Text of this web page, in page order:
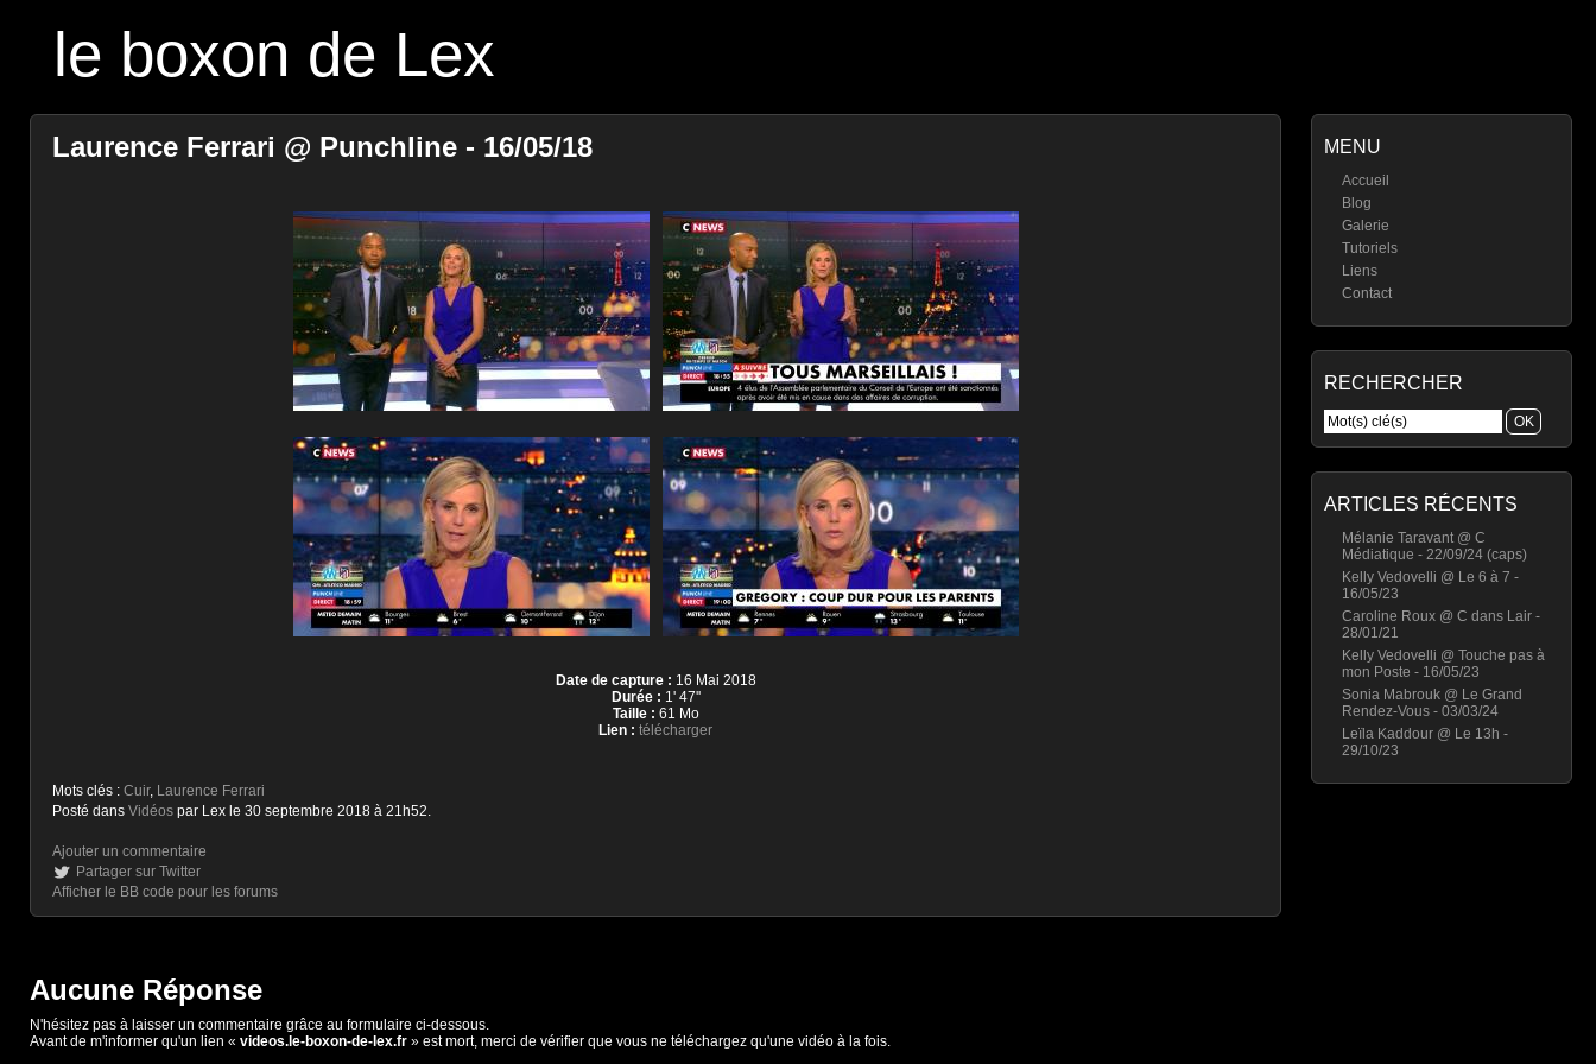
le boxon de Lex
MENU
Accueil
Blog
Galerie
Tutoriels
Liens
Contact
RECHERCHER
ARTICLES RÉCENTS
Mélanie Taravant @ C
Médiatique - 22/09/24 (caps)
Kelly Vedovelli @ Le 6 à 7 -
16/05/23
Caroline Roux @ C dans Lair -
28/01/21
Kelly Vedovelli @ Touche pas à
mon Poste - 16/05/23
Sonia Mabrouk @ Le Grand
Rendez-Vous - 03/03/24
Leïla Kaddour @ Le 13h -
29/10/23
Laurence Ferrari @ Punchline - 16/05/18
Date de capture : 16 Mai 2018
Durée : 1' 47''
Taille : 61 Mo
Lien : télécharger
Mots clés : Cuir, Laurence Ferrari
Posté dans Vidéos par Lex le 30 septembre 2018 à 21h52.
Ajouter un commentaire
Partager sur Twitter
Afficher le BB code pour les forums
Aucune Réponse
N'hésitez pas à laisser un commentaire grâce au formulaire ci-dessous.
Avant de m'informer qu'un lien « videos.le-boxon-de-lex.fr » est mort, merci de vérifier que vous ne téléchargez qu'une vidéo à la fois.